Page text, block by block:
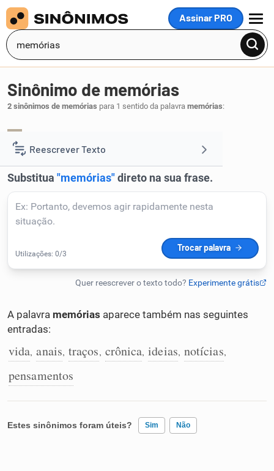
Assinar PRO
MENU
Reescrever Texto
Resumir Texto
Corrigir Texto
Detector de IA
Humanizador de IA
Cata-letras
Caça-palavras
Sinônimo de memórias
2 sinônimos de memórias para 1 sentido da palavra memórias:
A palavra memórias aparece também nas seguintes
entradas:
vida, anais, traços, crônica, ideias, notícias,
pensamentos
Estes sinônimos foram úteis? Sim Não